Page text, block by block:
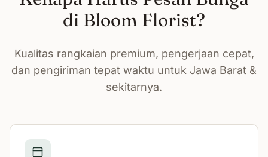
di Bloom Florist?
Kualitas rangkaian premium, pengerjaan cepat,
dan pengiriman tepat waktu untuk Jawa Barat &
sekitarnya.